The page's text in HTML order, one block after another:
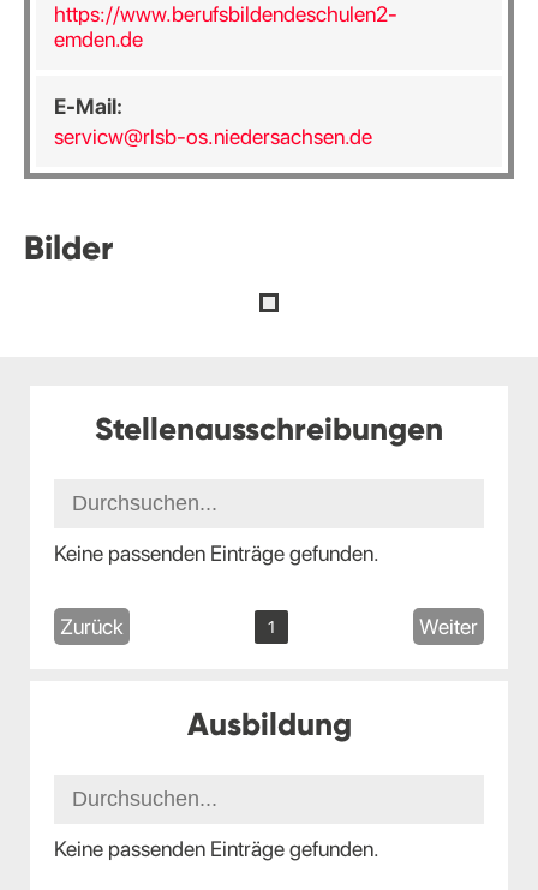
https://www.berufsbildendeschulen2-
emden.de
E-Mail:
servicw@rlsb-os.niedersachsen.de
Bilder
Stellenausschreibungen
Keine passenden Einträge gefunden.
Zurück 1 Weiter
Ausbildung
Keine passenden Einträge gefunden.